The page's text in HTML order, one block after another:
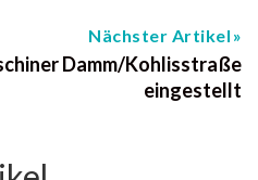
Nächster Artikel
Damm/Kohlisstraße
eingestellt